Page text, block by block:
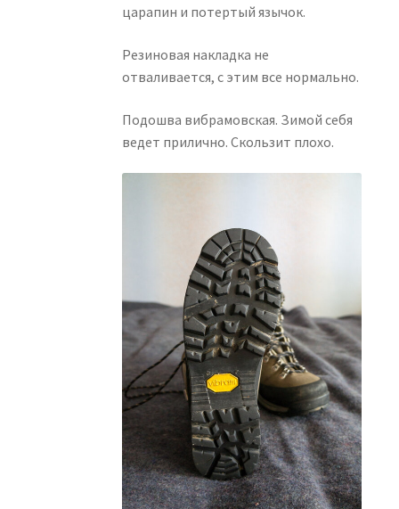
царапин и потертый язычок.
Резиновая накладка не
отваливается, с этим все нормально.
Подошва вибрамовская. Зимой себя
ведет прилично. Скользит плохо.